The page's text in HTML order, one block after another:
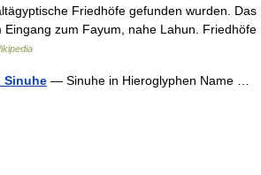
Friedhöfe gefunden wurden. Das
Eingang zum Fayum, nahe Lahun. Friedhöfe
Sinuhe — Sinuhe in Hieroglyphen Name …